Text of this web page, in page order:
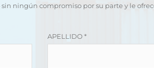
ningún compromiso por su parte y le
APELLIDO *